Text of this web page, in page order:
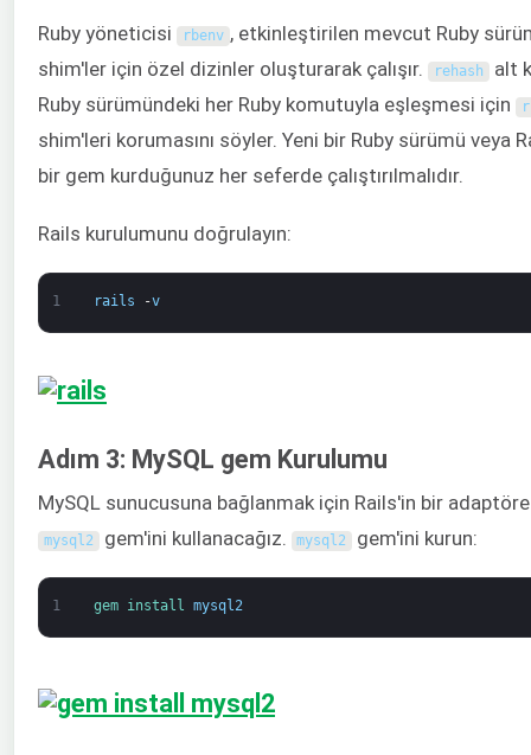
Ruby yöneticisi rbenv , etkinleştirilen mevcut Ruby
shim'ler için özel dizinler oluşturarak çalışır.
rehash alt
Ruby sürümündeki her Ruby komutuyla eşleşmesi için
shim'leri korumasını söyler. Yeni bir Ruby sürümü veya
bir gem kurduğunuz her seferde çalıştırılmalıdır.
Rails kurulumunu doğrulayın:
1 rails -v
Adım 3: MySQL gem Kurulumu
MySQL sunucusuna bağlanmak için Rails'in bir
mysql2 gem'ini kullanacağız. mysql2 gem'ini kurun:
1 gem install mysql2